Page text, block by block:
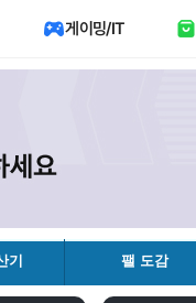
게이밍/IT
기 팰 도감